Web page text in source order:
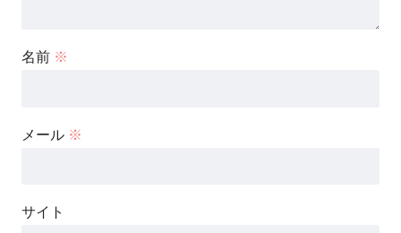
名前 ※
メール ※
サイト